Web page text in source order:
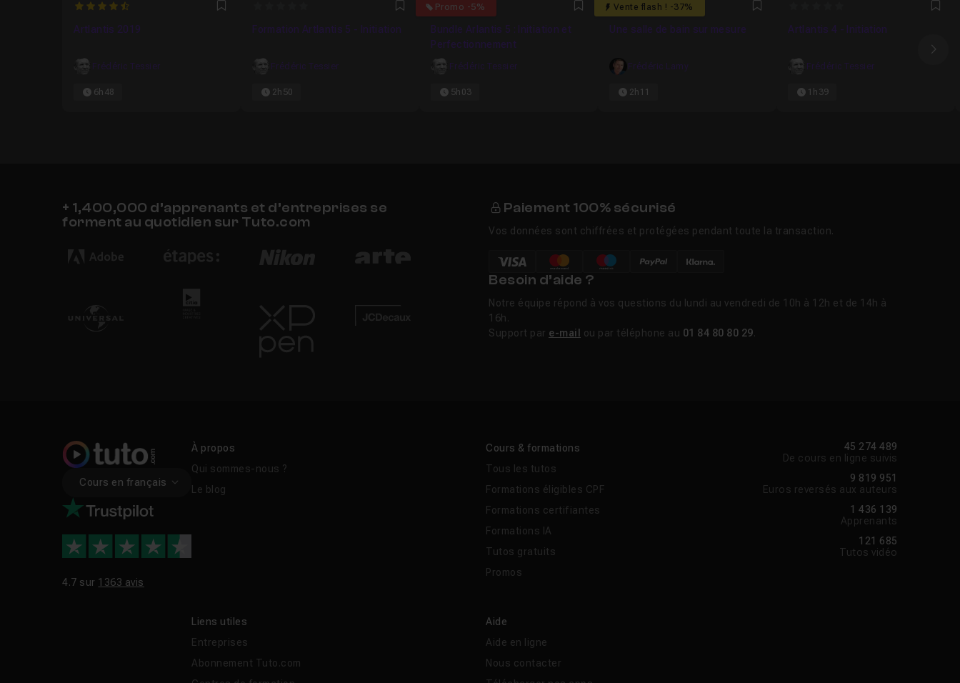
4.6666666666667 Favori
Artlantis 2019
Frédéric Tessier
6h48
Favori
Formation Artlantis 5 - Initiation
Frédéric Tessier
2h50
Promo -5%
4.6 Favori
Bundle Arlantis 5 : Initiation et
Perfectionnement
Frédéric Tessier
5h03
Vente flash ! -37%
5 Favori
Une salle de bain sur mesure
Frédéric Lamy
2h11
Artlantis 4 - Initiation
Frédéric Tessier
1h39
+ 1,400,000 d’apprenants et d’entreprises se
forment au quotidien sur Tuto.com
Paiement 100% sécurisé
Vos données sont chiffrées et protégées pendant toute la transaction.
Besoin d’aide ?
Notre équipe répond à vos questions du lundi au vendredi de 10h à 12h et de 14h à
16h.
Support par e-mail ou par téléphone au 01 84 80 80 29.
Cours en français
4.7 sur 1363 avis
À propos
Qui sommes-nous ?
Le blog
Cours & formations
Tous les tutos
Formations éligibles CPF
Formations certifiantes
Formations IA
Tutos gratuits
Promos
Liens utiles
Entreprises
Abonnement Tuto.com
Aide
Aide en ligne
Nous contacter
45 274 489
De cours en ligne suivis
9 819 951
Euros reversés aux auteurs
1 436 139
Apprenants
121 685
Tutos vidéo